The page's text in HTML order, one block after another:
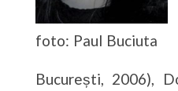
foto: Paul Buciuta
București, 2006),